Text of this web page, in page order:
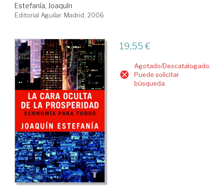
Estefanía, Joaquín
Editorial Aguilar. Madrid, 2006
19,55 €
Agotado/Descatalogado.
Puede solicitar
búsqueda.